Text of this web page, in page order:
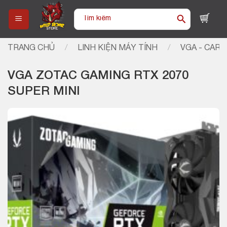
content
Tìm
TRANG CHỦ / LINH KIỆN MÁY TÍNH / VGA -
VGA ZOTAC GAMING RTX 2070
SUPER MINI